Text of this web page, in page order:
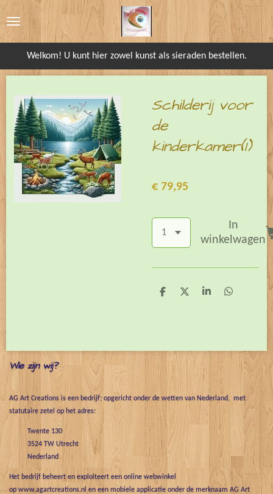
direct
Welkom! U kunt hier zowel kunst als sieraden bestellen.
Schilderij voor
de
kinderkamer(1)
€ 79,95
In
winkelwagen
D
D
S
D
Wie zijn wij?
AG Art Creations is een bedrijf; opgericht onder de wetten van Nederland, met
statutaire zetel op het adres:
Twente 130
3524 TW Utrecht
Nederland
Het bedrijf beheert en exploiteert een online webwinkel
op www.agartcreations.nl en een mobiele applicatie onder de merknaam AG Art